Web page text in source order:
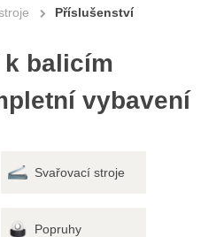
Příslušenství
balicím
vybavení
Svařovací stroje
Popruhy